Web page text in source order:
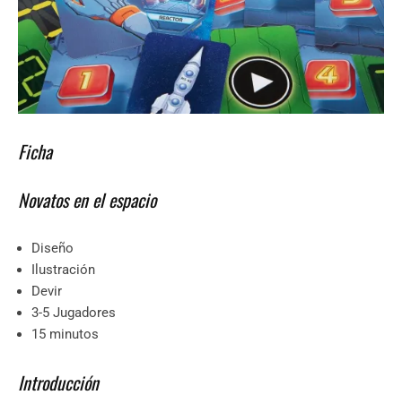
Ficha
Novatos en el espacio
Diseño
Ilustración
Devir
3-5 Jugadores
15 minutos
Introducción